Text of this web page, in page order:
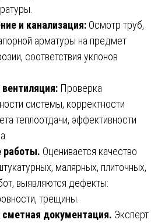
и канализация: Осмотр труб,
арматуры на предмет
соответствия уклонов
Проверка
системы, корректности
теплоотдачи, эффективности
работы. Оценивается качество
малярных, плиточных,
выявляются дефекты:
трещины.
сметная документация. Эксперт